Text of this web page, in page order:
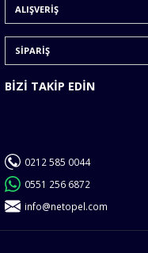
ALIŞVERİŞ
SİPARİŞ
BİZİ TAKİP EDİN
0212 585 0044
0551 256 6872
info@netopel.com